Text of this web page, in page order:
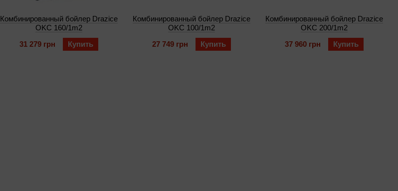
Комбинированный бойлер Drazice
OKC 160/1m2
31 279 грн
Купить
Комбинированный бойлер Drazice
OKC 100/1m2
27 749 грн
Купить
Комбинированный бойлер Drazice
OKC 200/1m2
37 960 грн
Купить